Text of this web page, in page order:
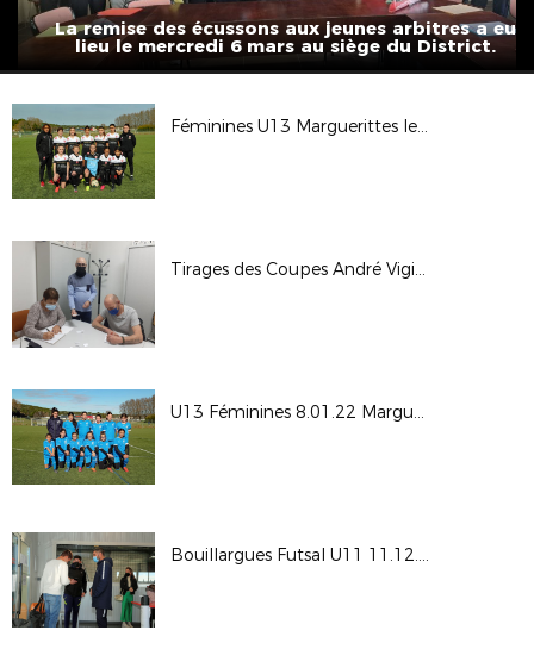
La remise des écussons aux jeunes arbitres a eu
lieu le mercredi 6 mars au siège du District.
Féminines U13 Marguerittes le 12.02.22
Tirages des Coupes André Vigier Féminines seniors et U15
U13 Féminines 8.01.22 Marguerittes
Bouillargues Futsal U11 11.12.21